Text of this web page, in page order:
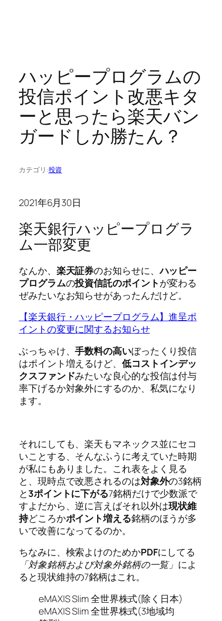
ハッピープログラムの
投信ポイント改悪キタ
ーと思ったら楽天バン
ガードしか勝たん？
カテゴリ:投資
2021年6月30日
楽天銀行ハッピープログラ
ム一部変更
なんか、 楽天証券のお知らせに、ハッピー
プログラムの投資信託のポイントが変わる
ぜみたいなお知らせがあったんだけど。
【楽天銀行・ハッピープログラム】進呈ポ
イントの変更に関するお知らせ
ぶっちゃけ、手数料の高いぼったくり投信
はポイント増えるけど、 低コストインデッ
クスファンドみたいな良心的な投信は付与
率下げるか対象外にするのか、私気になり
ます。
それにしても、楽天もマネックス並にセコ
いことする、そんなふうに考えていた時期
が私にもありました。これ表をよく見る
と、現時点で改悪されるのは対象外の3銘柄
と3ポイントに下がる7銘柄だけで少数派で
すよだから、逆に言えばそれ以外は現状維
持どころかポイント増える銘柄のほうが多
いで改善になってるのか。
ちなみに、検索よけのためかPDFにしてる
「対象銘柄および対象外銘柄の一覧」 によ
ると現状維持の7銘柄はこれ。
eMAXIS Slim 全世界株式(除く日本)
eMAXIS Slim 全世界株式(3地域均